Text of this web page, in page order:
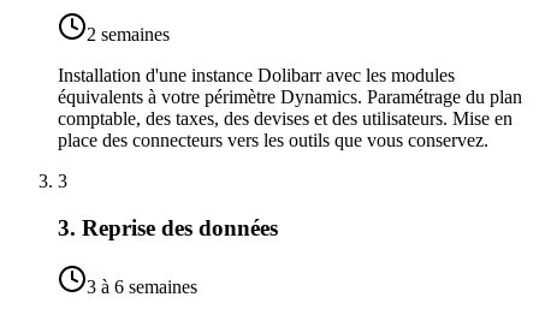
2 semaines
Installation d'une instance Dolibarr avec les modules
équivalents à votre périmètre Dynamics. Paramétrage du plan
comptable, des taxes, des devises et des utilisateurs. Mise en
place des connecteurs vers les outils que vous conservez.
3
3. Reprise des données
3 à 6 semaines